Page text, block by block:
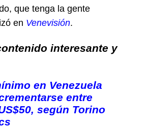
que tenga la gente
en Venevisión.
interesante y
en Venezuela
entre
según Torino